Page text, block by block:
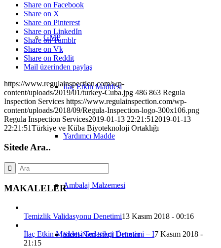
GMP
İlaç Etkin Maddesi
Yardımcı Madde
Ambalaj Malzemesi
Steril-Non Steril Ürünler
Share on Facebook
Share on X
Share on Pinterest
Share on LinkedIn
Share on Tumblr
Share on Vk
Share on Reddit
Mail üzerinden paylaş
https://www.regulainspection.com/wp-
content/uploads/2019/01/turkey-Cuba.jpg 486 863 Regula
Inspection Services https://www.regulainspection.com/wp-
content/uploads/2018/09/Regula-Inspection-logo-300x106.png
Regula Inspection Services2019-01-13 22:21:51 2019-01-13
22:21:51Türkiye ve Küba Biyoteknoloji Ortaklığı
Sitede Ara..
MAKALELER
Temizlik Validasyonu Denetimi13 Kasım 2018 - 00:16
İlaç Etkin Maddesi Tedarikçi Denetimi – I7 Kasım 2018 -
21:15